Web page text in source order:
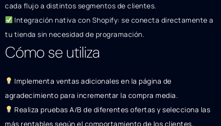
cada flujo a distintos segmentos de clientes.
Integración nativa con Shopify: se conecta directamente a
tu tienda sin necesidad de programación.
Cómo se utiliza
Implementa ventas adicionales en la página de
agradecimiento para incrementar la compra media.
Realiza pruebas A/B de diferentes ofertas y selecciona las
más rentables según el comportamiento de los clientes.